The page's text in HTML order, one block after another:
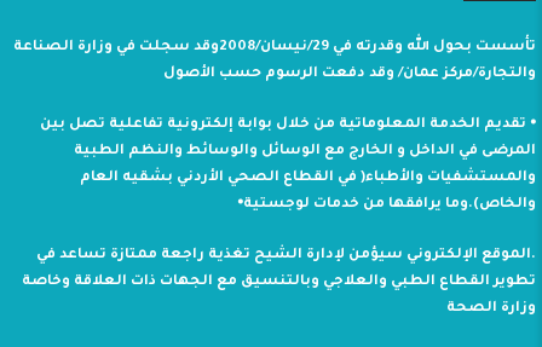
تأسست بحول الله وقدرته في 29/نيسان/2008وقد سجلت في وزارة الصناعة
والتجارة/مركز عمان/ وقد دفعت الرسوم حسب الأصول
⦁ تقديم الخدمة المعلوماتية من خلال بوابة إلكترونية تفاعلية تصل بين
المرضى في الداخل و الخارج مع الوسائل والوسائط والنظم الطبية
والمستشفيات والأطباء( في القطاع الصحي الأردني بشقيه العام
والخاص).وما يرافقها من خدمات لوجستية⦁
.الموقع الإلكتروني سيؤمن لإدارة الشيح تغذية راجعة ممتازة تساعد في
تطوير القطاع الطبي والعلاجي وبالتنسيق مع الجهات ذات العلاقة وخاصة
وزارة الصحة